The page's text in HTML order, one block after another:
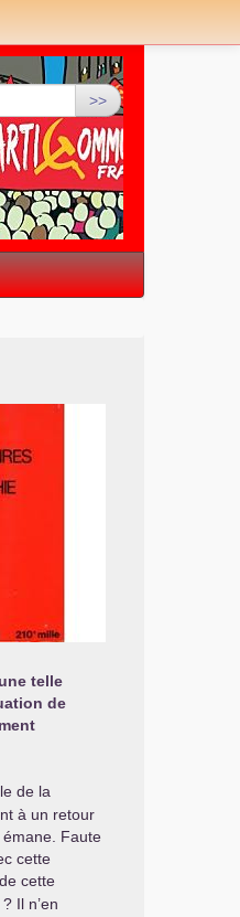
>>
telle
de
de la
à un retour
Faute
cette
cette
? Il n’en